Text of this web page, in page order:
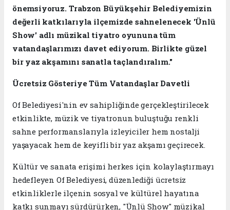
önemsiyoruz. Trabzon Büyükşehir Belediyemizin
değerli katkılarıyla ilçemizde sahnelenecek 'Ünlü
Show' adlı müzikal tiyatro oyununa tüm
vatandaşlarımızı davet ediyorum. Birlikte güzel
bir yaz akşamını sanatla taçlandıralım."
Ücretsiz Gösteriye Tüm Vatandaşlar Davetli
Of Belediyesi'nin ev sahipliğinde gerçekleştirilecek
etkinlikte, müzik ve tiyatronun buluştuğu renkli
sahne performanslarıyla izleyiciler hem nostalji
yaşayacak hem de keyifli bir yaz akşamı geçirecek.
Kültür ve sanata erişimi herkes için kolaylaştırmayı
hedefleyen Of Belediyesi, düzenlediği ücretsiz
etkinliklerle ilçenin sosyal ve kültürel hayatına
katkı sunmayı sürdürürken, "Ünlü Show" müzikal